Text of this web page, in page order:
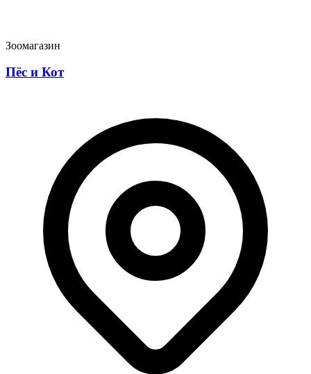
Зоомагазин
Пёс и Кот